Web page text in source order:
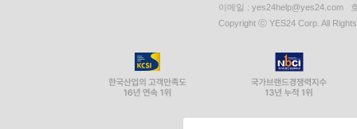
이메일 : yes24help@yes24.com
Copyright ⓒ YES24 Corp. All